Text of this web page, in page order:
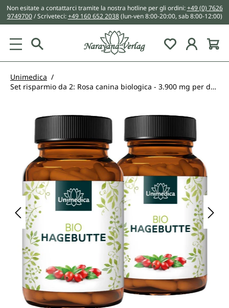
principale
Non esitate a contattarci tramite la nostra hotline per gli ordini:+49 (0) 7626
9749700/ Scriveteci:+49 160 652 2038 (lun-ven 8:00-20:00, sab 8:00-12:00)
You have 0
Unimedica
Set risparmio da 2: Rosa canina biologica - 3.900 mg per dose giornaliera (3 x 2 capsule) - 150 capsule - di Unimedica
Salta la galleria di immagini